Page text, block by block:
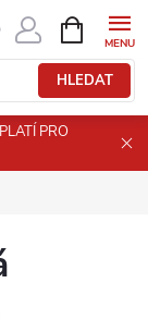
HLEDAT
NÁKUPNÍ
KOŠÍK
PRO